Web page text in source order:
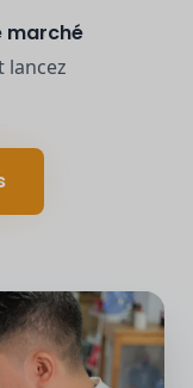
marché
lancez